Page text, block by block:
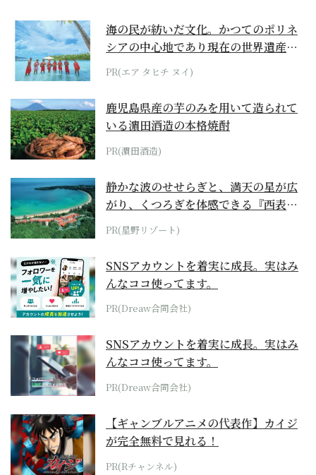
海の民が紡いだ文化。かつてのポリネ
シアの中心地であり現在の世界遺産か
らみえてくる...
PR(エア タヒチ ヌイ)
鹿児島県産の芋のみを用いて造られて
いる濵田酒造の本格焼酎
PR(濵田酒造)
静かな波のせせらぎと、満天の星が広
がり、くつろぎを体感できる『西表島
ホテル by...
PR(星野リゾート)
SNSアカウントを着実に成長。実はみ
んなココ使ってます。
PR(Dreaw合同会社)
SNSアカウントを着実に成長。実はみ
んなココ使ってます。
PR(Dreaw合同会社)
【ギャンブルアニメの代表作】カイジ
が完全無料で見れる！
PR(Rチャンネル)